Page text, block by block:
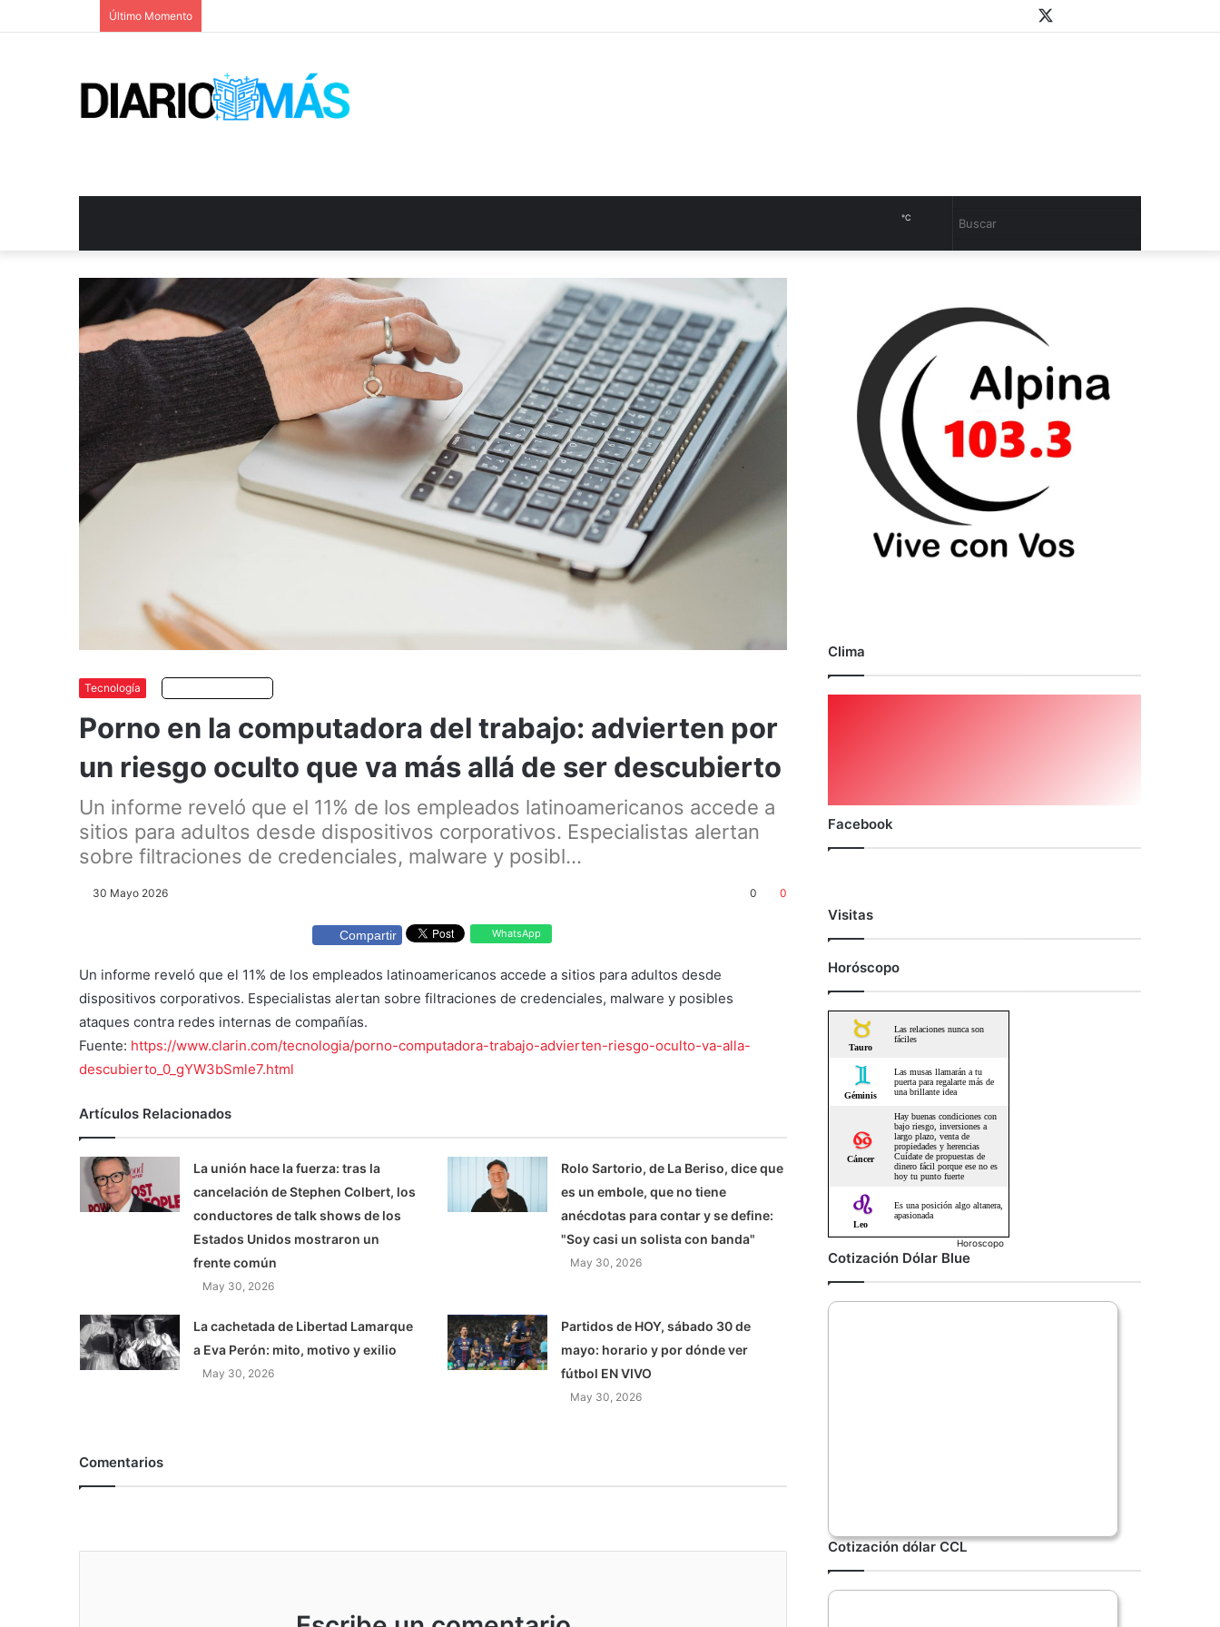
Último Momento Instagram
Youtube
WhatsApp
Cambiar
℃
Tecnología
Porno en la computadora del trabajo: advierten por
un riesgo oculto que va más allá de ser descubierto
Un informe reveló que el 11% de los empleados latinoamericanos accede a
sitios para adultos desde dispositivos corporativos. Especialistas alertan
sobre filtraciones de credenciales, malware y posibl...
30 Mayo 2026 0 0
Compartir WhatsApp
Un informe reveló que el 11% de los empleados latinoamericanos accede a sitios para adultos desde
dispositivos corporativos. Especialistas alertan sobre filtraciones de credenciales, malware y posibles
ataques contra redes internas de compañías.
Fuente: https://www.clarin.com/tecnologia/porno-computadora-trabajo-advierten-riesgo-oculto-va-alla-
descubierto_0_gYW3bSmle7.html
Artículos Relacionados
La unión hace la fuerza: tras la
cancelación de Stephen Colbert, los
conductores de talk shows de los
Estados Unidos mostraron un
frente común
May 30, 2026
Rolo Sartorio, de La Beriso, dice que
es un embole, que no tiene
anécdotas para contar y se define:
"Soy casi un solista con banda"
May 30, 2026
La cachetada de Libertad Lamarque
a Eva Perón: mito, motivo y exilio
May 30, 2026
Partidos de HOY, sábado 30 de
mayo: horario y por dónde ver
fútbol EN VIVO
May 30, 2026
Comentarios
Clima
Facebook
Visitas
Horóscopo
Horoscopo
Cotización Dólar Blue
Cotización dólar CCL